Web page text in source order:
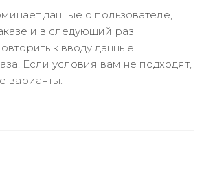
данные о пользователе,
и в следующий раз
к вводу данные
Если условия вам не подходят,
варианты.